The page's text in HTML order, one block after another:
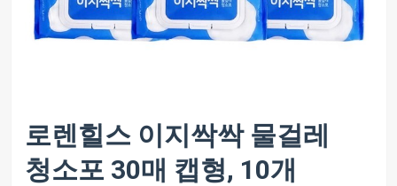
로렌힐스 이지싹싹 물걸레
청소포 30매 캡형, 10개